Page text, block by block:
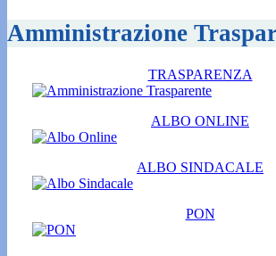
Amministrazione
TRASPARENZA
ALBO ONLINE
ALBO SINDACALE
PON